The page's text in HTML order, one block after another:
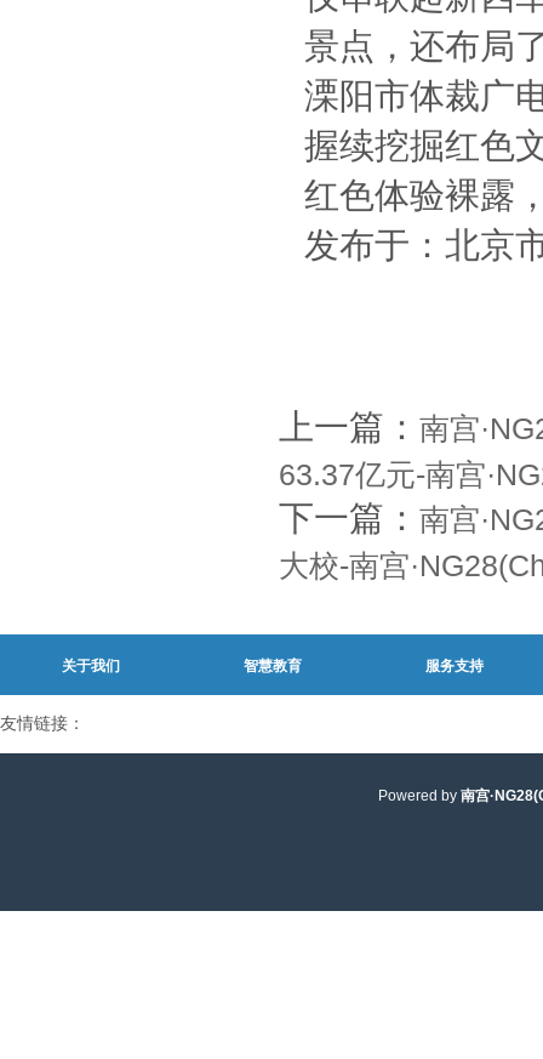
景点，还布局
溧阳市体裁广
握续挖掘红色
红色体验裸露
发布于：北京
上一篇： 南宫
63.37亿元-南宫
下一篇： 南宫
大校-南宫
关于我们 智慧教育 服务支持
友情链接：
Powered by 南宫